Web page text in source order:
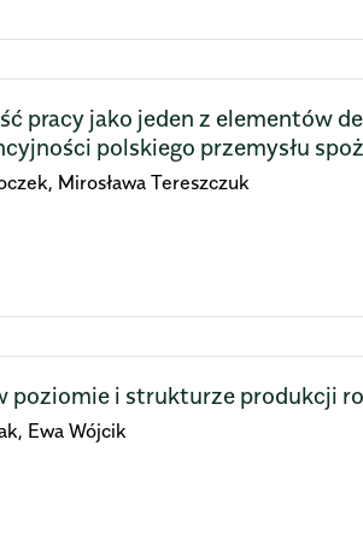
pracy jako jeden z elementów
polskiego przemysłu
Mirosława Tereszczuk
poziomie i strukturze produkcji
Ewa Wójcik